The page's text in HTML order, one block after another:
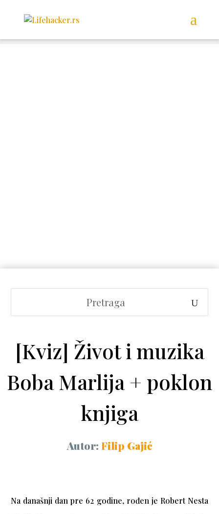
[Kviz] Život i muzika
Boba Marlija + poklon
knjiga
Autor: Filip Gajić
Na današnji dan pre 62 godine, rođen je Robert Nesta